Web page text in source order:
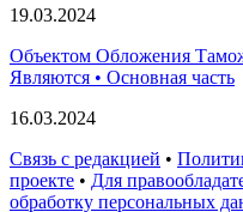
19.03.2024
Объектом Обложения
Являются • Основная часть
16.03.2024
Связь с редакцией •
проекте • Для
обработку персональных